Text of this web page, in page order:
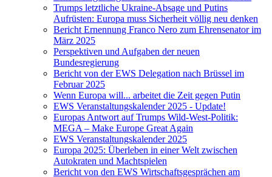
Trumps letztliche Ukraine-Absage und Putins
Aufrüsten: Europa muss Sicherheit völlig neu denken
Bericht Ernennung Franco Nero zum Ehrensenator im
März 2025
Perspektiven und Aufgaben der neuen
Bundesregierung
Bericht von der EWS Delegation nach Brüssel im
Februar 2025
Wenn Europa will... arbeitet die Zeit gegen Putin
EWS Veranstaltungskalender 2025 - Update!
Europas Antwort auf Trumps Wild-West-Politik:
MEGA – Make Europe Great Again
EWS Veranstaltungskalender 2025
Europa 2025: Überleben in einer Welt zwischen
Autokraten und Machtspielen
Bericht von den EWS Wirtschaftsgesprächen am